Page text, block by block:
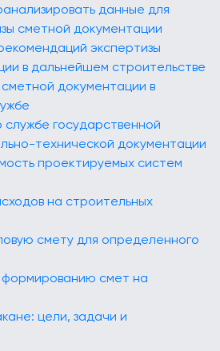
данные для
сметной документации
экспертизы
в дальнейшем строительстве
сметной документации в
службе государственной
технической документации
проектируемых систем
на строительных
смету для определенного
формированию смет на
цели, задачи и